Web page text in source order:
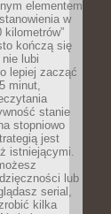
elementem
w
kilometrów”
kończą się
lubi
lepiej zacząć
minut,
stanie
stopniowo
jest
istniejącymi.
lub
serial,
kilka